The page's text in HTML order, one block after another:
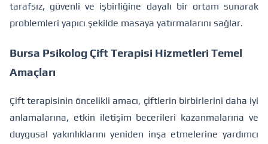
tarafsız, güvenli ve işbirliğine dayalı bir ortam sunarak
problemleri yapıcı şekilde masaya yatırmalarını sağlar.
Bursa Psikolog Çift Terapisi Hizmetleri Temel
Amaçları
Çift terapisinin öncelikli amacı, çiftlerin birbirlerini daha iyi
anlamalarına, etkin iletişim becerileri kazanmalarına ve
duygusal yakınlıklarını yeniden inşa etmelerine yardımcı